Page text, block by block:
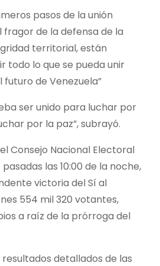
pasos de la unión
fragor de la defensa de la
territorial, están
todo lo que se pueda unir
de Venezuela”
ser unido para luchar por
por la paz”, subrayó.
Consejo Nacional Electoral
las 10:00 de la noche,
victoria del Sí al
554 mil 320 votantes,
a raíz de la prórroga del
detallados de las